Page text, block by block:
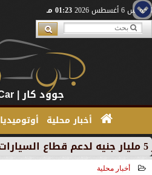
الخميس 6 أغسطس 2026 01:23 مـ
جوود كار | Goud Car
أخبار محلية أوتوميديا
أخبار محلية